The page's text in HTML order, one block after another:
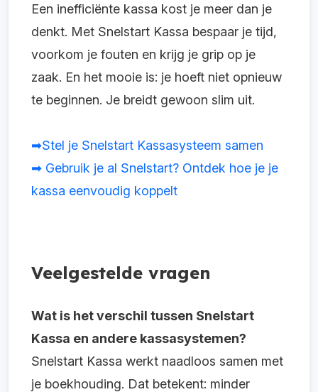
Een inefficiënte kassa kost je meer dan je
denkt. Met Snelstart Kassa bespaar je tijd,
voorkom je fouten en krijg je grip op je
zaak. En het mooie is: je hoeft niet opnieuw
te beginnen. Je breidt gewoon slim uit.
➡Stel je Snelstart Kassasysteem samen
➡ Gebruik je al Snelstart? Ontdek hoe je je
kassa eenvoudig koppelt
Veelgestelde vragen
Wat is het verschil tussen Snelstart
Kassa en andere kassasystemen?
Snelstart Kassa werkt naadloos samen met
je boekhouding. Dat betekent: minder